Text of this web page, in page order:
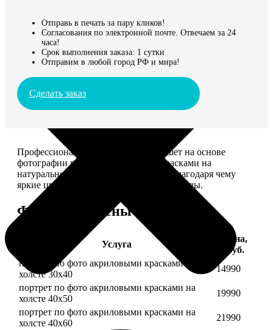
Отправь в печать за пару кликов!
Согласования по электронной почте. Отвечаем за 24
часа!
Срок выполнения заказа: 1 сутки
Отправим в любой город РФ и мира!
Сделать заказ
Профессиональный художник напишет на основе
фотографии портрет акриловыми красками на
натуральном холсте. Покроет лаком, благодаря чему
яркие цвета будут радовать вас долгие годы.
Форматы и цены
Услуга
Цена,
руб.
портрет по фото акриловыми красками на
холсте 30х40
14990
портрет по фото акриловыми красками на
холсте 40х50
19990
портрет по фото акриловыми красками на
холсте 40х60
21990